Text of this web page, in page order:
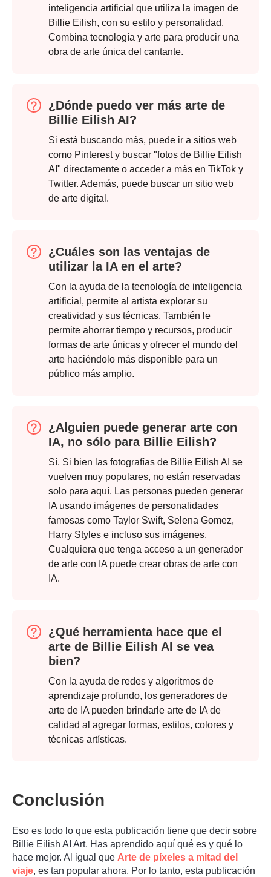
Paso 2.
Paso 3.
inteligencia artificial que utiliza la imagen de
Billie Eilish, con su estilo y personalidad.
Combina tecnología y arte para producir una
obra de arte única del cantante.
¿Dónde puedo ver más arte de
Billie Eilish AI?
Si está buscando más, puede ir a sitios web
como Pinterest y buscar "fotos de Billie Eilish
AI" directamente o acceder a más en TikTok y
Twitter. Además, puede buscar un sitio web
de arte digital.
¿Cuáles son las ventajas de
utilizar la IA en el arte?
Con la ayuda de la tecnología de inteligencia
artificial, permite al artista explorar su
creatividad y sus técnicas. También le
permite ahorrar tiempo y recursos, producir
formas de arte únicas y ofrecer el mundo del
arte haciéndolo más disponible para un
público más amplio.
¿Alguien puede generar arte con
IA, no sólo para Billie Eilish?
Sí. Si bien las fotografías de Billie Eilish AI se
vuelven muy populares, no están reservadas
solo para aquí. Las personas pueden generar
IA usando imágenes de personalidades
famosas como Taylor Swift, Selena Gomez,
Harry Styles e incluso sus imágenes.
Cualquiera que tenga acceso a un generador
de arte con IA puede crear obras de arte con
IA.
¿Qué herramienta hace que el
arte de Billie Eilish AI se vea
bien?
Con la ayuda de redes y algoritmos de
aprendizaje profundo, los generadores de
arte de IA pueden brindarle arte de IA de
calidad al agregar formas, estilos, colores y
técnicas artísticas.
Conclusión
Eso es todo lo que esta publicación tiene que decir sobre
Billie Eilish AI Art. Has aprendido aquí qué es y qué lo
hace mejor. Al igual que Arte de píxeles a mitad del
viaje, es tan popular ahora. Por lo tanto, esta publicación